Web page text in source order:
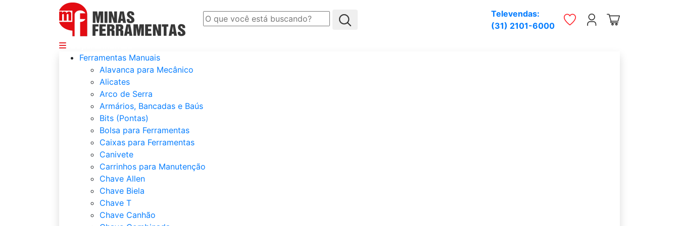
Televendas:
(31) 2101-6000
Ferramentas Manuais
Alavanca para Mecânico
Alicates
Arco de Serra
Armários, Bancadas e Baús
Bits (Pontas)
Bolsa para Ferramentas
Caixas para Ferramentas
Canivete
Carrinhos para Manutenção
Chave Allen
Chave Biela
Chave T
Chave Canhão